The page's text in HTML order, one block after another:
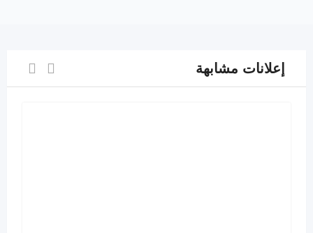
إعلانات مشابهة